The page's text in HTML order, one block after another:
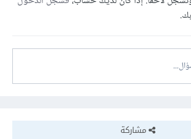
التصميم.
في قائمة التصفح ليسهل استعراض
مشاركة